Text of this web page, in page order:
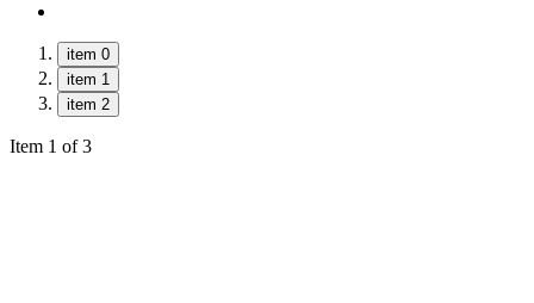
item 0
item 1
item 2
Item 1 of 3